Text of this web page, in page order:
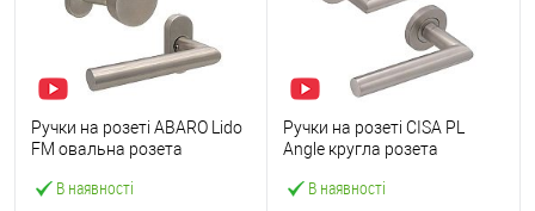
В наявності
Ручки на розеті ABARO Lido
FM овальна розета
нержавіюча сталь
В наявності
Ручки на розеті CISA PL
Angle кругла розета